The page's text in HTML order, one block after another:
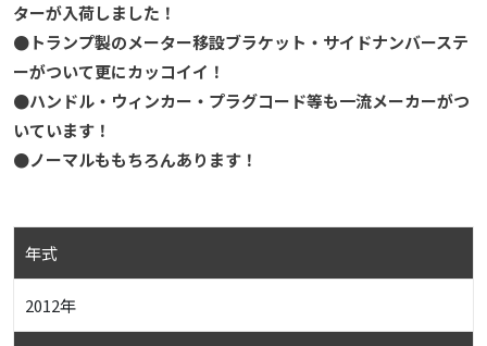
ターが入荷しました！
●トランプ製のメーター移設ブラケット・サイドナンバーステ
ーがついて更にカッコイイ！
●ハンドル・ウィンカー・プラグコード等も一流メーカーがつ
いています！
●ノーマルももちろんあります！
年式
2012年